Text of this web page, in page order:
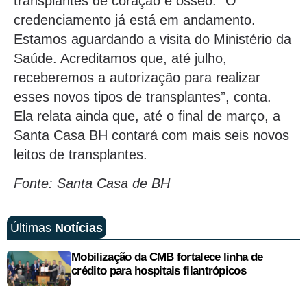
credenciamento já está em andamento.
Estamos aguardando a visita do Ministério da
Saúde. Acreditamos que, até julho,
receberemos a autorização para realizar
esses novos tipos de transplantes”, conta.
Ela relata ainda que, até o final de março, a
Santa Casa BH contará com mais seis novos
leitos de transplantes.
Fonte: Santa Casa de BH
Últimas Notícias
Mobilização da CMB fortalece linha de
crédito para hospitais filantrópicos